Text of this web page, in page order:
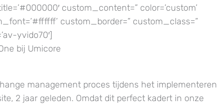
custom_content=” color=’custom’
custom_border=” custom_class=”
yvido70′]
bij Umicore
management proces tijdens het implementeren
2 jaar geleden. Omdat dit perfect kadert in onze